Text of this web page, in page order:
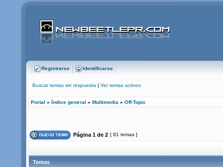
Registrarse Identificarse
Buscar temas sin respuesta | Ver temas activos
Portal » Índice general » Multimedia » Off-Topic
Página 1 de 2 [ 81 temas ]
Temas